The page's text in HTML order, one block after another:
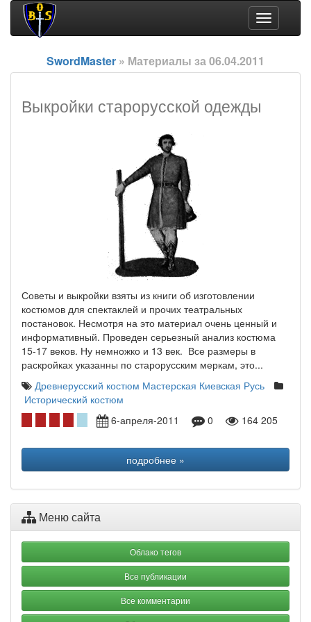
Toggle
navigation
SwordMaster » Материалы за 06.04.2011
Выкройки старорусской одежды
Советы и выкройки взяты из книги об изготовлении
костюмов для спектаклей и прочих театральных
постановок. Несмотря на это материал очень ценный и
информативный. Проведен серьезный анализ костюма
15-17 веков. Ну немножко и 13 век. Все размеры в
раскройках указанны по старорусским меркам, это...
Древнерусский костюм Мастерская Киевская Русь
Исторический костюм
6-апреля-2011
0 164 205
подробнее »
Меню сайта
Облако тегов
Все публикации
Все комментарии